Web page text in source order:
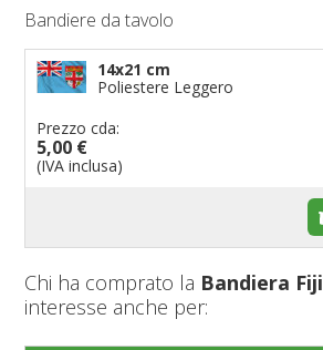
Bandiere da tavolo
14x21 cm
Poliestere Leggero
Prezzo cda:
5,00 €
(IVA inclusa)
Chi ha comprato la Bandiera Fiji
interesse anche per: